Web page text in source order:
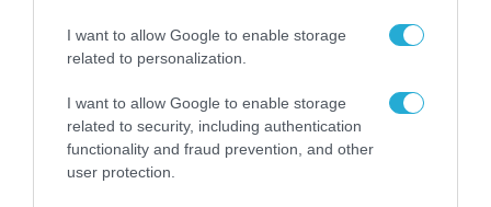
I want to allow Google to enable storage
related to personalization.
I want to allow Google to enable storage
related to security, including authentication
functionality and fraud prevention, and other
user protection.